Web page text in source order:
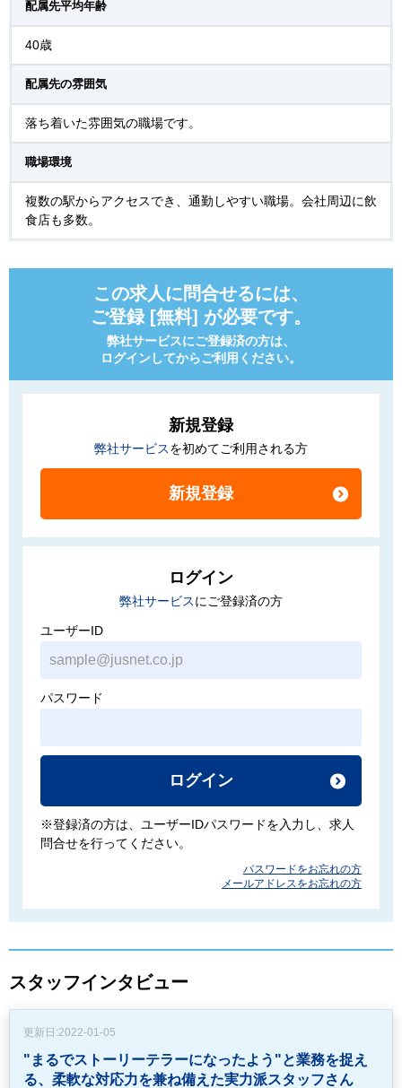
配属先平均年齢
40歳
配属先の雰囲気
落ち着いた雰囲気の職場です。
職場環境
複数の駅からアクセスでき、通勤しやすい職場。会社周辺に飲
食店も多数。
この求人に問合せるには、
ご登録 [無料] が必要です。
弊社サービスにご登録済の方は、
ログインしてからご利用ください。
新規登録
弊社サービスを初めてご利用される方
ログイン
弊社サービスにご登録済の方
ユーザーID
パスワード
ログイン
※登録済の方は、ユーザーIDパスワードを入力し、求人
問合せを行ってください。
パスワードをお忘れの方
メールアドレスをお忘れの方
スタッフインタビュー
更新日:2022-01-05
"まるでストーリーテラーになったよう"と業務を捉え
る、 柔軟な対応力を兼ね備えた実力派スタッフさん